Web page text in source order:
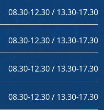
08.30-12.30 / 13.30-17.30
08.30-12.30 / 13.30-17.30
08.30-12.30 / 13.30-17.30
08.30-12.30 / 13.30-17.30